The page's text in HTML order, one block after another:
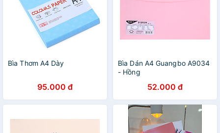
Bìa Thơm A4 Dày
95.000 đ
Bìa Dán A4 Guangbo A9034
- Hồng
52.000 đ